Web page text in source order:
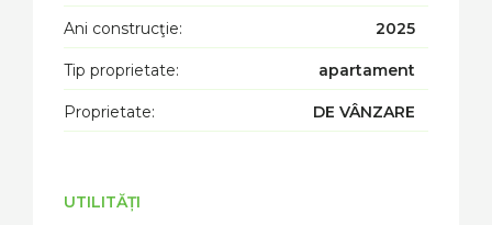
Ani construcţie: 2025
Tip proprietate: apartament
Proprietate: DE VÂNZARE
UTILITĂȚI